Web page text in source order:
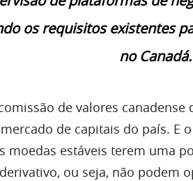
os requisitos existentes
no
de valores
de capitais do país. E
moedas estáveis terem uma
ou seja, não podem